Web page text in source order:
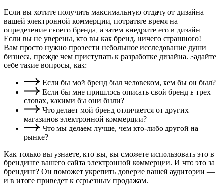
Если вы хотите получить максимальную отдачу от дизайна
вашей электронной коммерции, потратьте время на
определение своего бренда, а затем внедрите его в дизайн.
Если вы не уверены, кто вы как бренд, ничего страшного!
Вам просто нужно провести небольшое исследование души
бизнеса, прежде чем приступать к разработке дизайна. Задайте
себе такие вопросы, как:
Если бы мой бренд был человеком, кем бы он был?
Если бы мне пришлось описать свой бренд в трех
словах, какими бы они были?
Что делает мой бренд отличается от других
магазинов электронной коммерции?
Что мы делаем лучше, чем кто-либо другой на
рынке?
Как только вы узнаете, кто вы, вы сможете использовать это в
брендинге вашего сайта электронной коммерции. И что это за
брендинг? Он поможет укрепить доверие вашей аудитории —
и в итоге приведет к серьезным продажам.